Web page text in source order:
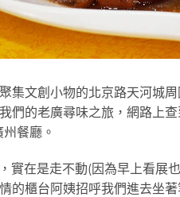
集文創小物的北京路天河城
們的老廣尋味之旅，網路上
餐廳。
在是走不動(因為早上看展
的櫃台阿姨招呼我們進去坐